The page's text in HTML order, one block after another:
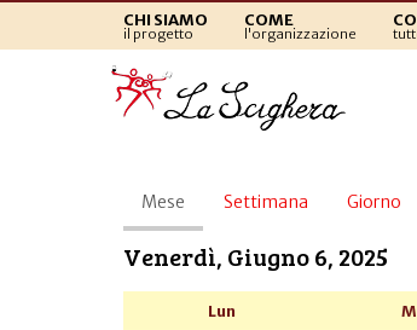
CHI SIAMO
il progetto
COME
l'organizzazione
Schede
primarie
Mese (scheda
attiva)
Settimana Giorno
Venerdì, Giugno 6, 2025
Lun